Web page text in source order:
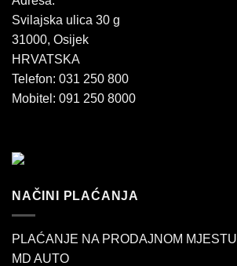
Svilajska ulica 30 g
31000, Osijek
HRVATSKA
Telefon: 031 250 800
Mobitel: 091 250 8000
NAČINI PLAĆANJA
PLAĆANJE NA PRODAJNOM MJESTU
MD AUTO